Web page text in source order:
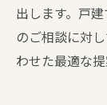
出します。戸
のご相談に対
わせた最適な